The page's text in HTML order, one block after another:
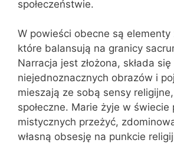
społeczeństwie.
W powieści obecne są elementy
które balansują na granicy
Narracja jest złożona, składa się
niejednoznacznych obrazów i
mieszają ze sobą sensy
społeczne. Marie żyje w świecie
mistycznych przeżyć,
własną obsesję na punkcie